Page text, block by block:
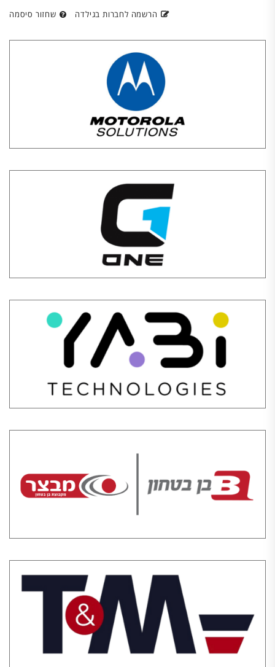
הרשמה לחברות בגילדה שחזור סיסמה